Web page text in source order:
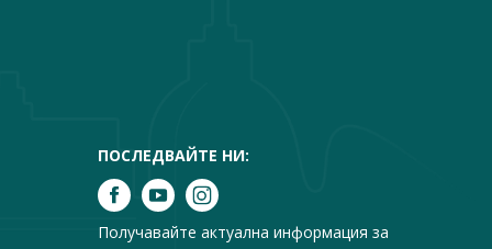
ПОСЛЕДВАЙТЕ НИ:
Получавайте актуална информация за